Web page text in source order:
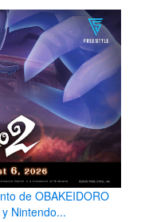
de OBAKEIDORO
Nintendo...